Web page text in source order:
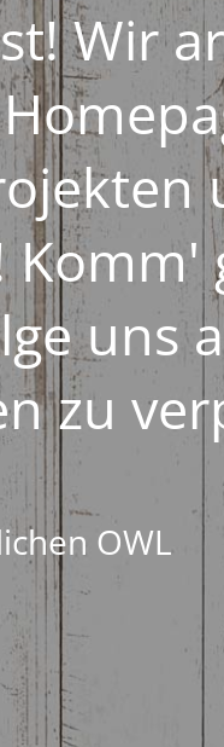
Wir
uns
zu
OWL